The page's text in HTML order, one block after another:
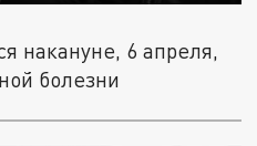
накануне, 6 апреля,
болезни